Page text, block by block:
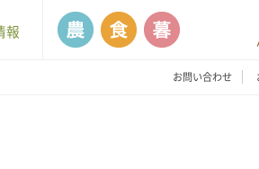
報
お問い合わせ